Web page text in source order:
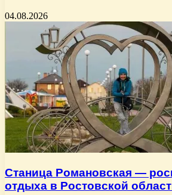
04.08.2026
Станица Романовская —
отдыха в Ростовской